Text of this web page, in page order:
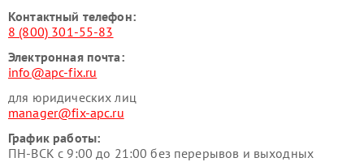
Контактный телефон:
8 (800) 301-55-83
Электронная почта:
info@apc-fix.ru
для юридических лиц
manager@fix-apc.ru
График работы:
ПН-ВСК с 9:00 до 21:00 без перерывов и выходных